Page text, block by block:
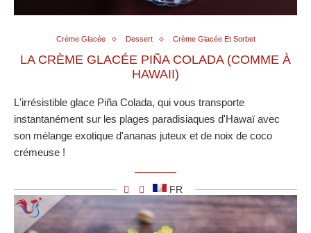
Crème Glacée Dessert Crème Glacée Et Sorbet
LA CRÈME GLACÉE PIÑA COLADA (COMME À
HAWAII)
L'irrésistible glace Piña Colada, qui vous transporte
instantanément sur les plages paradisiaques d'Hawaï avec
son mélange exotique d'ananas juteux et de noix de coco
crémeuse !
FR